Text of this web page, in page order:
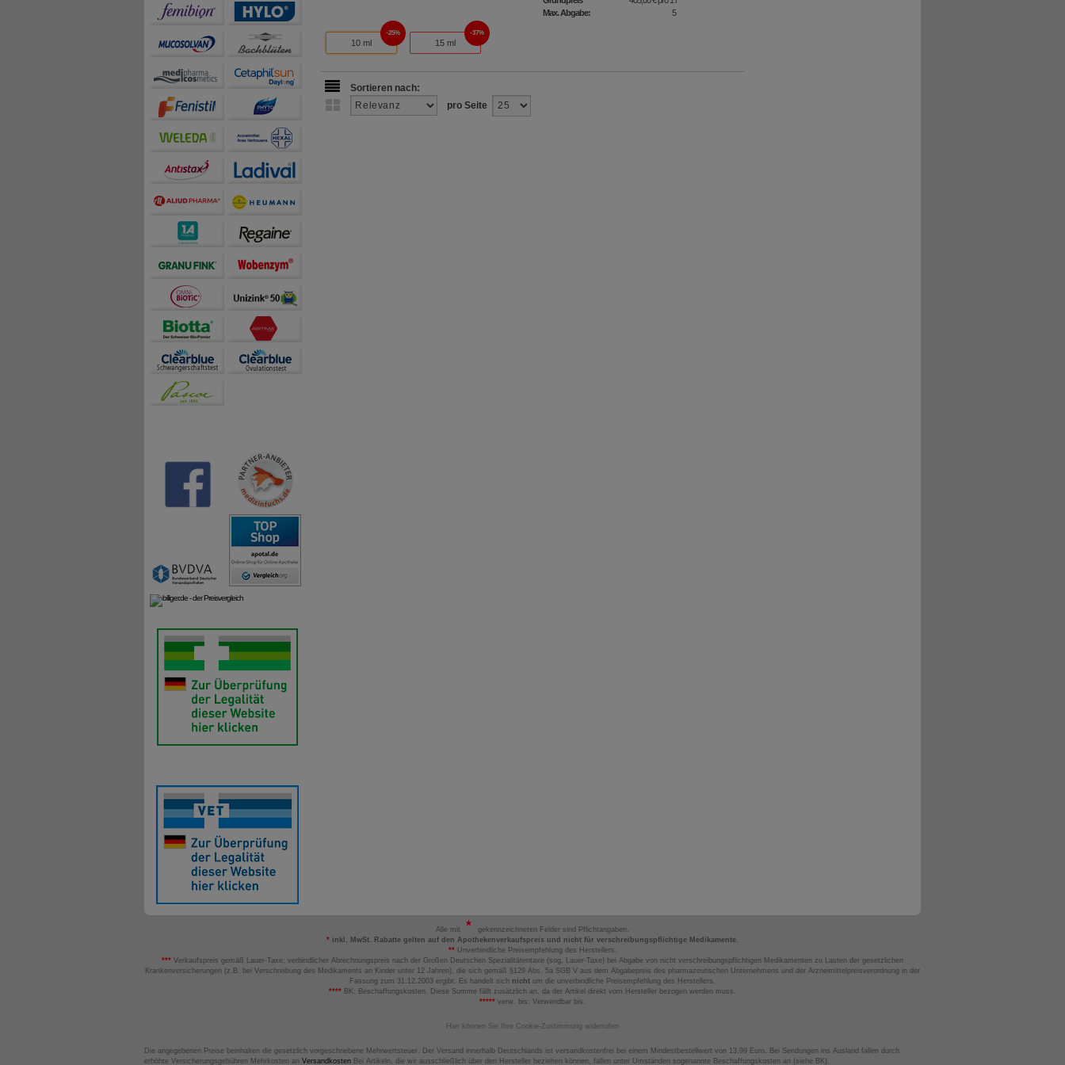
Max. Abgabe:
5
10 ml
25%
15 ml
37%
Sortieren nach:
pro Seite
Alle mit
gekennzeichneten Felder sind Pflichtangaben.
* inkl. MwSt. Rabatte gelten auf den Apothekenverkaufspreis und nicht für verschreibungspflichtige Medikamente.
**Unverbindliche Preisempfehlung des Herstellers.
*** Verkaufspreis gemäß Lauer-Taxe; verbindlicher Abrechnungspreis nach der Großen Deutschen Spezialitätentaxe (sog. Lauer-Taxe) bei Abgabe von nicht verschreibungspflichtigen Medikamenten zu Lasten der gesetzlichen
Krankenversicherungen (z.B. bei Verschreibung des Medikaments an Kinder unter 12 Jahren), die sich gemäß §129 Abs. 5a SGB V aus dem Abgabepreis des pharmazeutischen Unternehmens und der Arzneimittelpreisverordnung in der
Fassung zum 31.12.2003 ergibt. Es handelt sich nicht um die unverbindliche Preisempfehlung des Herstellers.
**** BK: Beschaffungskosten. Diese Summe fällt zusätzlich an, da der Artikel direkt vom Hersteller bezogen werden muss.
***** verw. bis: Verwendbar bis.
Hier können Sie Ihre Cookie-Zustimmung widerrufen
Die angegebenen Preise beinhalten die gesetzlich vorgeschriebene Mehrwertsteuer. Der Versand innerhalb Deutschlands ist versandkostenfrei bei einem Mindestbestellwert von 13,99 Euro. Bei Sendungen ins Ausland fallen durch
erhöhte Versicherungsgebühren Mehrkosten an Versandkosten Bei Artikeln, die wir ausschließlich über den Hersteller beziehen können, fallen unter Umständen sogenannte Beschaffungskosten an (siehe BK).